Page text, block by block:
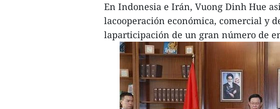
En Indonesia e Irán, Vuong Dinh Hue
lacooperación económica, comercial y
laparticipación de un gran número de